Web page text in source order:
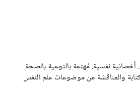
نفسية. مُهتمة بالتوعية بالصحة
والمناقشة عن موضوعات علم النفس